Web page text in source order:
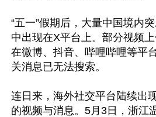
“五一”假期后，大量中国境内
中出现在X平台上。部分视频
在微博、抖音、哔哩哔哩等平
关消息已无法搜索。
连日来，海外社交平台陆续出
的视频与消息。5月3日，浙江